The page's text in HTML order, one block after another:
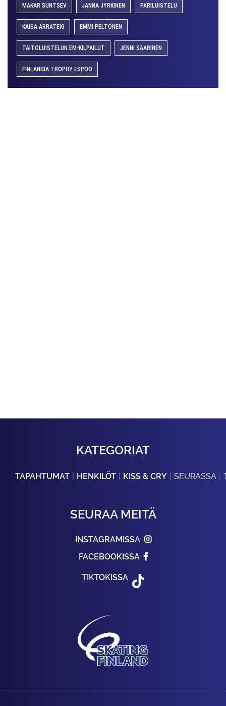
MAKAR SUNTSEV JANNA JYRKINEN PARILUISTELU
KAISA ARRATEIG EMMI PELTONEN
TAITOLUISTELUN EM-KILPAILUT JENNI SAARINEN
FINLANDIA TROPHY ESPOO
KATEGORIAT
TAPAHTUMAT HENKILÖT KISS & CRY SEURASSA
SEURAA MEITÄ
INSTAGRAMISSA
FACEBOOKISSA
TIKTOKISSA